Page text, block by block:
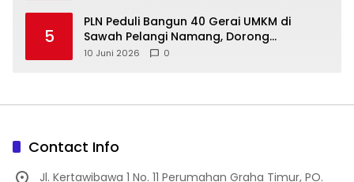
5
‎PLN Peduli Bangun 40 Gerai UMKM di
Sawah Pelangi Namang, Dorong
10 Juni 2026 0
Contact Info
Jl. Kertawibawa 1 No. 11 Perumahan Graha Timur, PO.